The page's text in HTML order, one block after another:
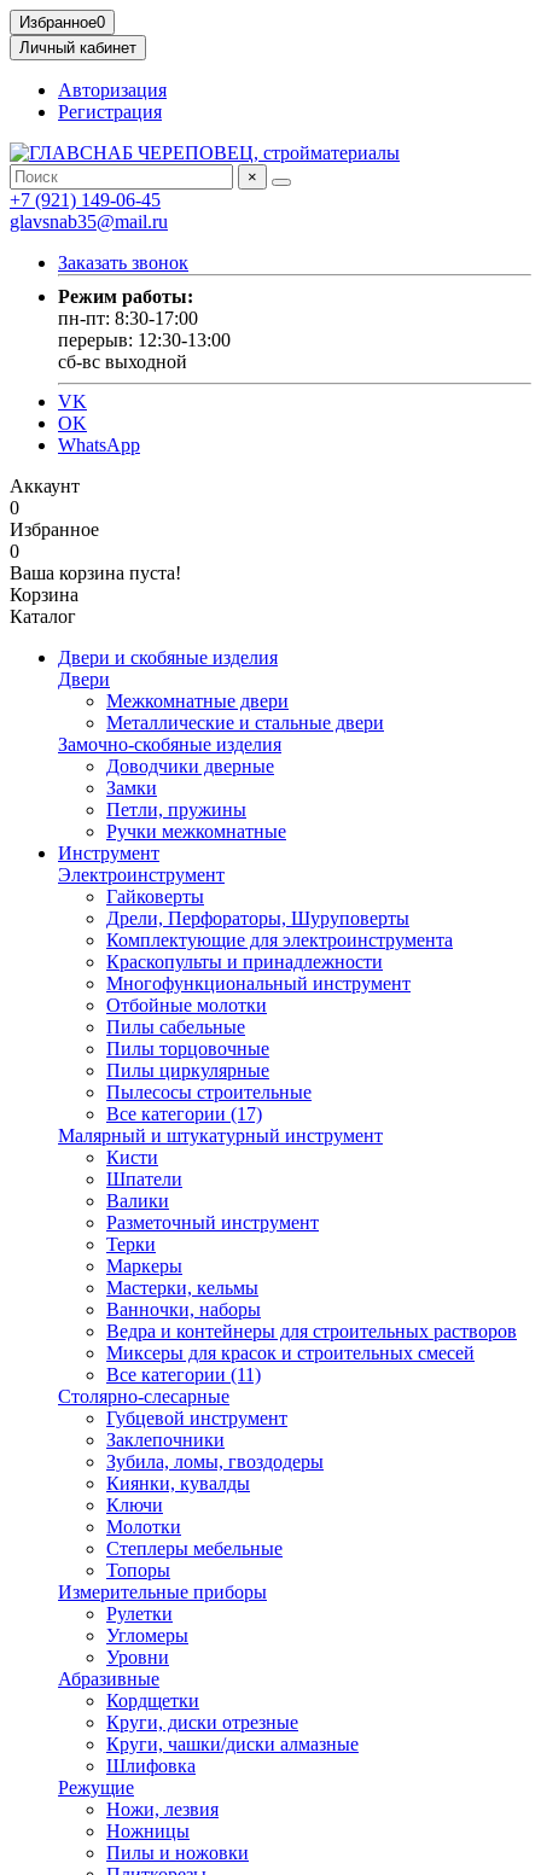
Избранное0
Личный кабинет
Авторизация
Регистрация
×
+7 (921) 149-06-45
glavsnab35@mail.ru
Заказать звонок
Режим работы:
пн-пт: 8:30-17:00
перерыв: 12:30-13:00
сб-вс выходной
VK
OK
WhatsApp
Аккаунт
0
Избранное
0
Ваша корзина пуста!
Корзина
Каталог
Двери и скобяные изделия
Двери
Межкомнатные двери
Металлические и стальные двери
Замочно-скобяные изделия
Доводчики дверные
Замки
Петли, пружины
Ручки межкомнатные
Инструмент
Электроинструмент
Гайковерты
Дрели, Перфораторы, Шуруповерты
Комплектующие для электроинструмента
Краскопульты и принадлежности
Многофункциональный инструмент
Отбойные молотки
Пилы сабельные
Пилы торцовочные
Пилы циркулярные
Пылесосы строительные
Все категории (17)
Малярный и штукатурный инструмент
Кисти
Шпатели
Валики
Разметочный инструмент
Терки
Маркеры
Мастерки, кельмы
Ванночки, наборы
Ведра и контейнеры для строительных растворов
Миксеры для красок и строительных смесей
Все категории (11)
Столярно-слесарные
Губцевой инструмент
Заклепочники
Зубила, ломы, гвоздодеры
Киянки, кувалды
Ключи
Молотки
Степлеры мебельные
Топоры
Измерительные приборы
Рулетки
Угломеры
Уровни
Абразивные
Кордщетки
Круги, диски отрезные
Круги, чашки/диски алмазные
Шлифовка
Режущие
Ножи, лезвия
Ножницы
Пилы и ножовки